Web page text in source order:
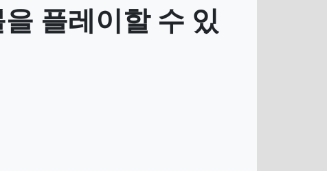
플레이할 수 있